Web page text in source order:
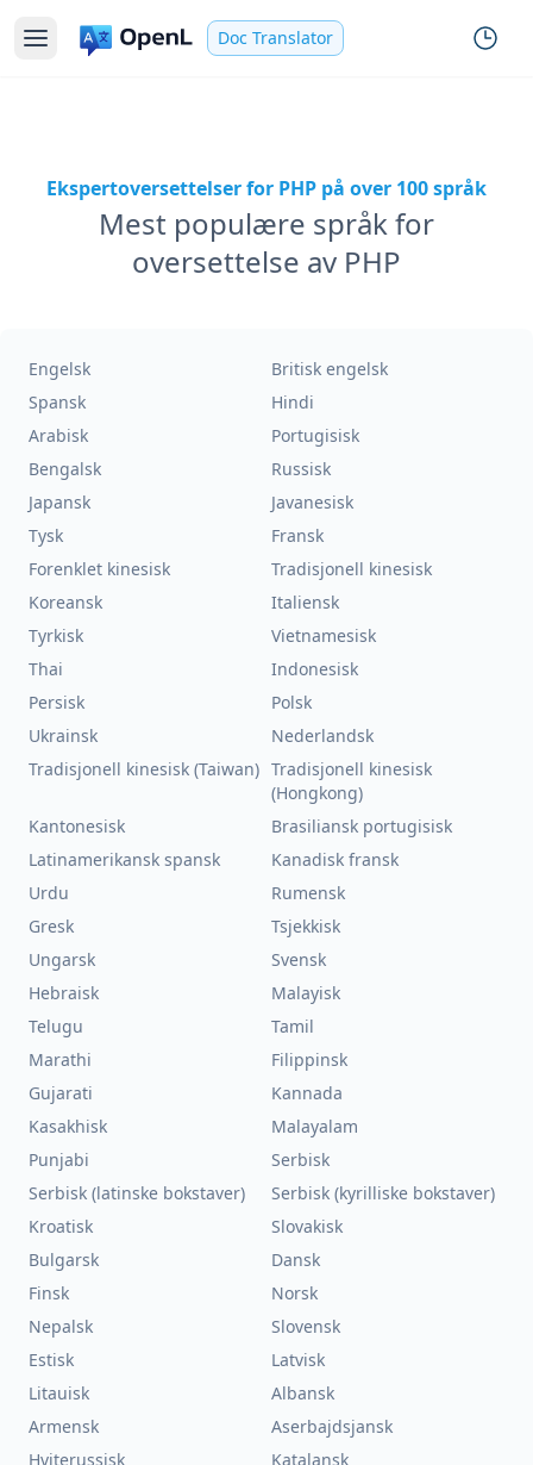
Doc Translator
Ekspertoversettelser for PHP på over 100 språk
Mest populære språk for
oversettelse av PHP
Engelsk
Britisk engelsk
Spansk
Hindi
Arabisk
Portugisisk
Bengalsk
Russisk
Japansk
Javanesisk
Tysk
Fransk
Forenklet kinesisk
Tradisjonell kinesisk
Koreansk
Italiensk
Tyrkisk
Vietnamesisk
Thai
Indonesisk
Persisk
Polsk
Ukrainsk
Nederlandsk
Tradisjonell kinesisk (Taiwan) Tradisjonell kinesisk
(Hongkong)
Kantonesisk
Brasiliansk portugisisk
Latinamerikansk spansk
Kanadisk fransk
Urdu
Rumensk
Gresk
Tsjekkisk
Ungarsk
Svensk
Hebraisk
Malayisk
Telugu
Tamil
Marathi
Filippinsk
Gujarati
Kannada
Kasakhisk
Malayalam
Punjabi
Serbisk
Serbisk (latinske bokstaver)
Serbisk (kyrilliske bokstaver)
Kroatisk
Slovakisk
Bulgarsk
Dansk
Finsk
Norsk
Nepalsk
Slovensk
Estisk
Latvisk
Litauisk
Albansk
Armensk
Aserbajdsjansk
Hviterussisk
Katalansk